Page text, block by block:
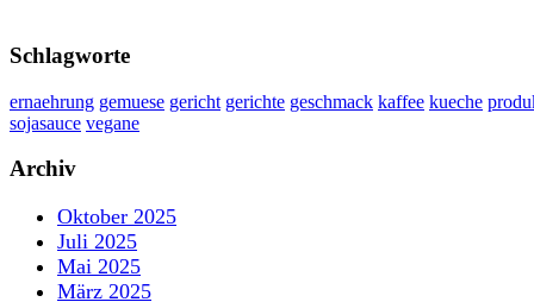
Schlagworte
ernaehrung gemuese gericht gerichte geschmack kaffee kueche
sojasauce vegane
Archiv
Oktober 2025
Juli 2025
Mai 2025
März 2025